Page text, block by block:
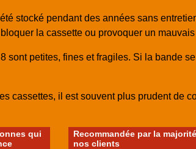
stocké pendant des années sans
la cassette ou provoquer un
sont petites, fines et fragiles. Si la bande
cassettes, il est souvent plus prudent de
qui
Recommandée par la
nos clients